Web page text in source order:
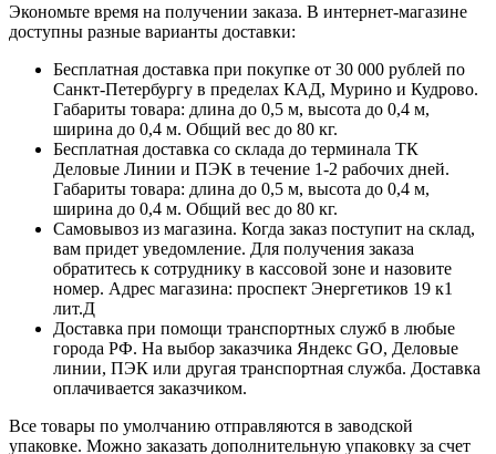
Экономьте время на получении заказа. В интернет-магазине
доступны разные варианты доставки:
Бесплатная доставка при покупке от 30 000 рублей по
Санкт-Петербургу в пределах КАД, Мурино и Кудрово.
Габариты товара: длина до 0,5 м, высота до 0,4 м,
ширина до 0,4 м. Общий вес до 80 кг.
Бесплатная доставка со склада до терминала ТК
Деловые Линии и ПЭК в течение 1-2 рабочих дней.
Габариты товара: длина до 0,5 м, высота до 0,4 м,
ширина до 0,4 м. Общий вес до 80 кг.
Самовывоз из магазина. Когда заказ поступит на склад,
вам придет уведомление. Для получения заказа
обратитесь к сотруднику в кассовой зоне и назовите
номер. Адрес магазина: проспект Энергетиков 19 к1
лит.Д
Доставка при помощи транспортных служб в любые
города РФ. На выбор заказчика Яндекс GO, Деловые
линии, ПЭК или другая транспортная служба. Доставка
оплачивается заказчиком.
Все товары по умолчанию отправляются в заводской
упаковке. Можно заказать дополнительную упаковку за счет